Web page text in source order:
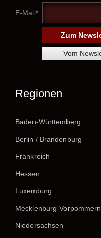
E-Mail*
Regionen
Baden-Württemberg
Berlin / Brandenburg
Frankreich
Hessen
Luxemburg
Mecklenburg-Vorpommern
Niedersachsen